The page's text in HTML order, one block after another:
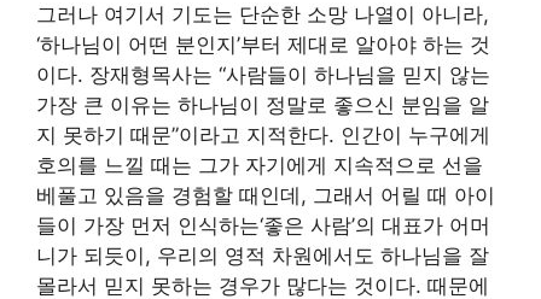
그러나 여기서 기도는 단순한 소망 나열이 아니라,
‘하나님이 어떤 분인지’부터 제대로 알아야 하는 것
이다. 장재형목사는 “사람들이 하나님을 믿지 않는
가장 큰 이유는 하나님이 정말로 좋으신 분임을 알
지 못하기 때문”이라고 지적한다. 인간이 누구에게
호의를 느낄 때는 그가 자기에게 지속적으로 선을
베풀고 있음을 경험할 때인데, 그래서 어릴 때 아이
들이 가장 먼저 인식하는‘좋은 사람’의 대표가 어머
니가 되듯이, 우리의 영적 차원에서도 하나님을 잘
몰라서 믿지 못하는 경우가 많다는 것이다. 때문에